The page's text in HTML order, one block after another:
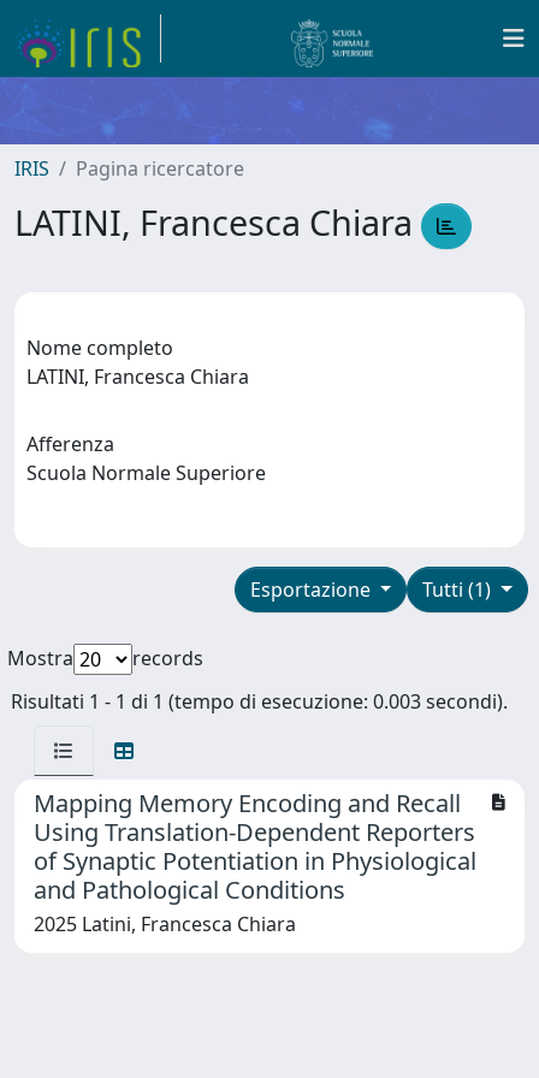
IRIS Pagina ricercatore
LATINI, Francesca Chiara
Nome completo
LATINI, Francesca Chiara
Afferenza
Scuola Normale Superiore
Tutti (1)
Esportazione
Mostra
records
Risultati 1 - 1 di 1 (tempo di esecuzione: 0.003 secondi).
Mapping Memory Encoding and Recall
Using Translation-Dependent Reporters
of Synaptic Potentiation in Physiological
and Pathological Conditions
2025 Latini, Francesca Chiara